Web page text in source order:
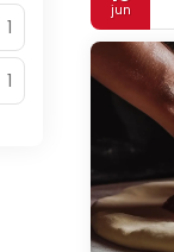
jun
1
1